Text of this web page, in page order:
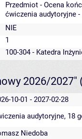
Przedmiot - Ocena
ćwiczenia audytoryjne
NIE
1
100-304 - Katedra
2026/2027"
10-01 - 2027-02-28
audytoryjne, 18
Niedoba